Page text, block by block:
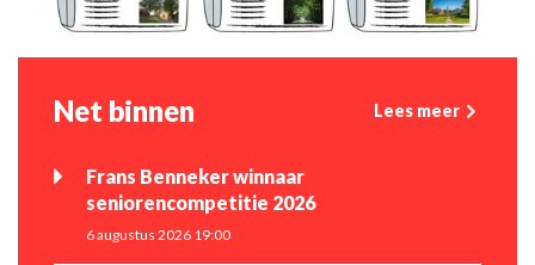
Net binnen Lees meer
Frans Benneker winnaar
seniorencompetitie 2026
6 augustus 2026 19:00